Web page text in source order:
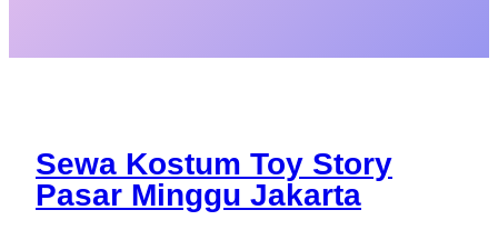
Sewa Kostum Toy Story
Pasar Minggu Jakarta